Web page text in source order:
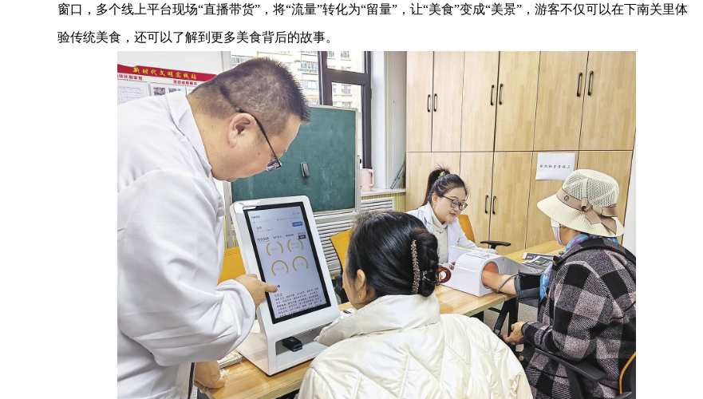
窗口，多个线上平台现场“直播带货”，将“流量”转化为“留量”，让“美食”变成“美景”，游客不仅可以在下南关里体
验传统美食，还可以了解到更多美食背后的故事。